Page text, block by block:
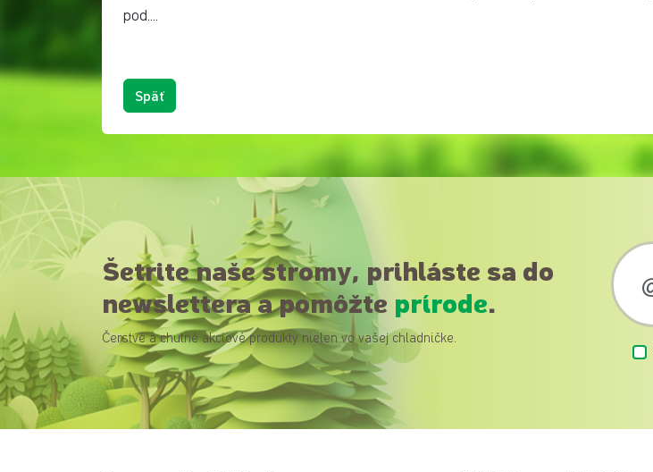
pod....
Späť
Šetrite naše stromy, prihláste sa do
newslettera a pomôžte prírode.
Čerstvé a chutné akciové produkty nielen vo vašej chladničke.